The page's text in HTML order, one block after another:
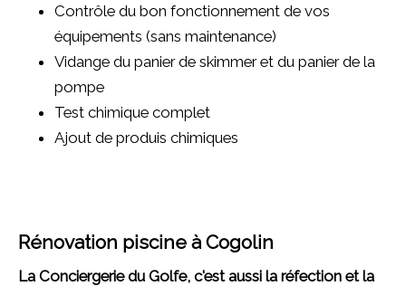
Contrôle du bon fonctionnement de vos
équipements (sans maintenance)
Vidange du panier de skimmer et du panier de la
pompe
Test chimique complet
Ajout de produis chimiques
Rénovation piscine à Cogolin
La Conciergerie du Golfe, c'est aussi la réfection et la